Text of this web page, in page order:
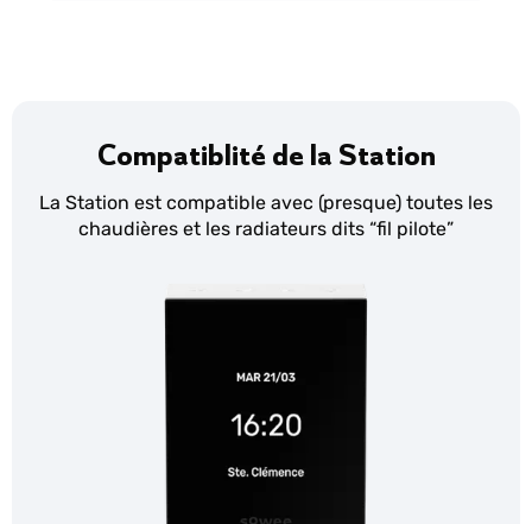
Compatiblité de la Station
La Station est compatible avec (presque) toutes les
chaudières et les radiateurs dits “fil pilote”